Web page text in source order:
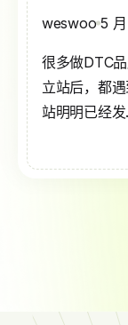
weswoo 5
很多做DTC
立站后，都
站明明已经发